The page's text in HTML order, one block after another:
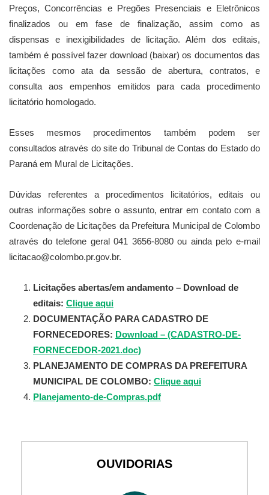
Preços, Concorrências e Pregões Presenciais e Eletrônicos
finalizados ou em fase de finalização, assim como as
dispensas e inexigibilidades de licitação. Além dos editais,
também é possível fazer download (baixar) os documentos das
licitações como ata da sessão de abertura, contratos, e
consulta aos empenhos emitidos para cada procedimento
licitatório homologado.
Esses mesmos procedimentos também podem ser
consultados através do site do Tribunal de Contas do Estado do
Paraná em Mural de Licitações.
Dúvidas referentes a procedimentos licitatórios, editais ou
outras informações sobre o assunto, entrar em contato com a
Coordenação de Licitações da Prefeitura Municipal de Colombo
através do telefone geral 041 3656-8080 ou ainda pelo e-mail
licitacao@colombo.pr.gov.br.
Licitações abertas/em andamento – Download de
editais: Clique aqui
DOCUMENTAÇÃO PARA CADASTRO DE
FORNECEDORES: Download – (CADASTRO-DE-
FORNECEDOR-2021.doc)
PLANEJAMENTO DE COMPRAS DA PREFEITURA
MUNICIPAL DE COLOMBO: Clique aqui
Planejamento-de-Compras.pdf
OUVIDORIAS